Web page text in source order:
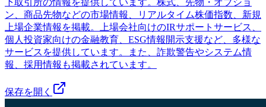
下取引所の情報を提供しています。株式、先物・オプショ
ン、商品先物などの市場情報、リアルタイム株価指数、新規
上場企業情報を掲載。上場会社向けのIRサポートサービス、
個人投資家向けの金融教育、ESG情報開示支援など、多様な
サービスを提供しています。また、詐欺警告やシステム情
報、採用情報も掲載されています。
保存を開く